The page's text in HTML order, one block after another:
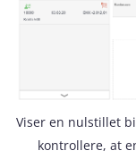
Viser en nulstillet
kontrollere, at